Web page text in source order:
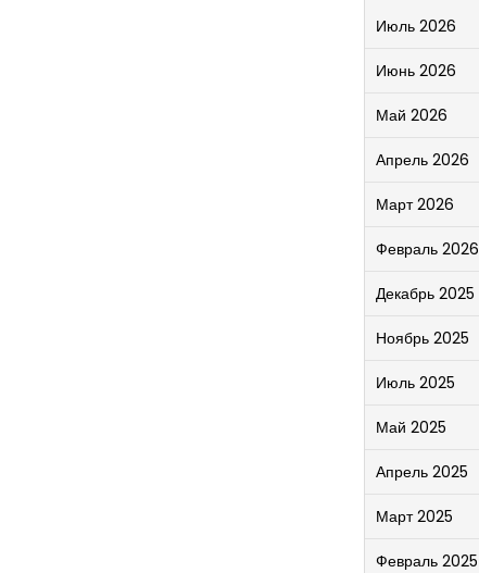
Июль 2026
Июнь 2026
Май 2026
Апрель 2026
Март 2026
Февраль 2026
Декабрь 2025
Ноябрь 2025
Июль 2025
Май 2025
Апрель 2025
Март 2025
Февраль 2025